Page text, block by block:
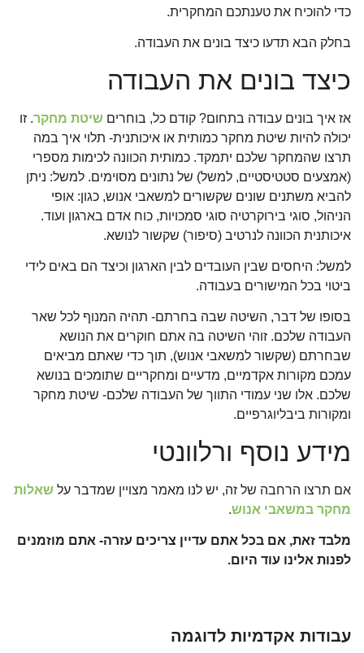
כדי להוכיח את טענתכם המחקרית.
בחלק הבא תדעו כיצד בונים את העבודה.
כיצד בונים את העבודה
אז איך בונים עבודה בתחום? קודם כל, בוחרים שיטת מחקר. זו
יכולה להיות שיטת מחקר כמותית או איכותנית- תלוי איך במה
תרצו שהמחקר שלכם יתמקד. כמותית הכוונה לכימות מספרי
(אמצעים סטטיסטיים, למשל) של נתונים מסוימים. למשל: ניתן
להביא משתנים שונים שקשורים למשאבי אנוש, כגון: אופי
הניהול, סוגי בירוקרטיה סוגי סמכויות, כוח אדם בארגון ועוד.
איכותנית הכוונה לנרטיב (סיפור) שקשור לנושא.
למשל: היחסים שבין העובדים לבין הארגון וכיצד הם באים לידי
ביטוי בכל המישורים בעבודה.
בסופו של דבר, השיטה שבה בחרתם- תהיה המנוף לכל שאר
העבודה שלכם. זוהי השיטה בה אתם חוקרים את הנושא
שבחרתם (שקשור למשאבי אנוש), תוך כדי שאתם מביאים
עמכם מקורות אקדמיים, מדעיים ומחקריים שתומכים בנושא
שלכם. אלו שני עמודי התווך של העבודה שלכם- שיטת מחקר
ומקורות ביבליוגרפיים.
מידע נוסף ורלוונטי
אם תרצו הרחבה של זה, יש לנו מאמר מצויין שמדבר על שאלות
מחקר במשאבי אנוש.
מלבד זאת, אם בכל אתם עדיין צריכים עזרה- אתם מוזמנים
לפנות אלינו עוד היום.
עבודות אקדמיות לדוגמה